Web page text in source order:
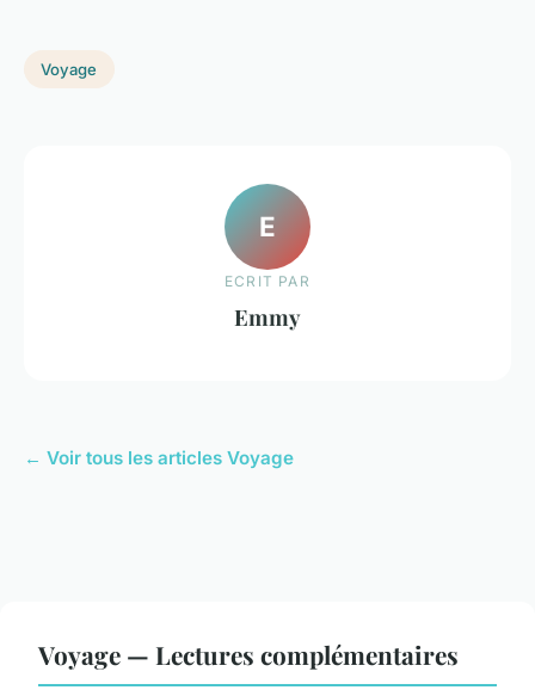
Voyage
E
ECRIT PAR
Emmy
← Voir tous les articles Voyage
Voyage — Lectures complémentaires